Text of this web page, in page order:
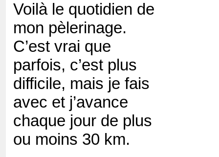
Voilà le quotidien de
mon pèlerinage.
C’est vrai que
parfois, c’est plus
difficile, mais je fais
avec et j’avance
chaque jour de plus
ou moins 30 km.